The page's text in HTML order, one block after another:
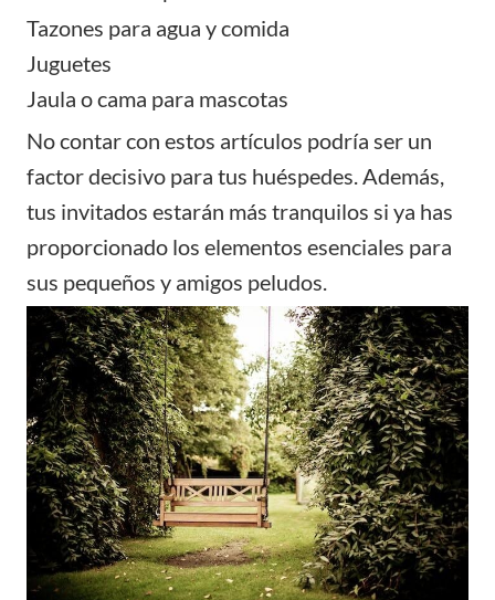
Tazones para agua y comida
Juguetes
Jaula o cama para mascotas
No contar con estos artículos podría ser un
factor decisivo para tus huéspedes. Además,
tus invitados estarán más tranquilos si ya has
proporcionado los elementos esenciales para
sus pequeños y amigos peludos.